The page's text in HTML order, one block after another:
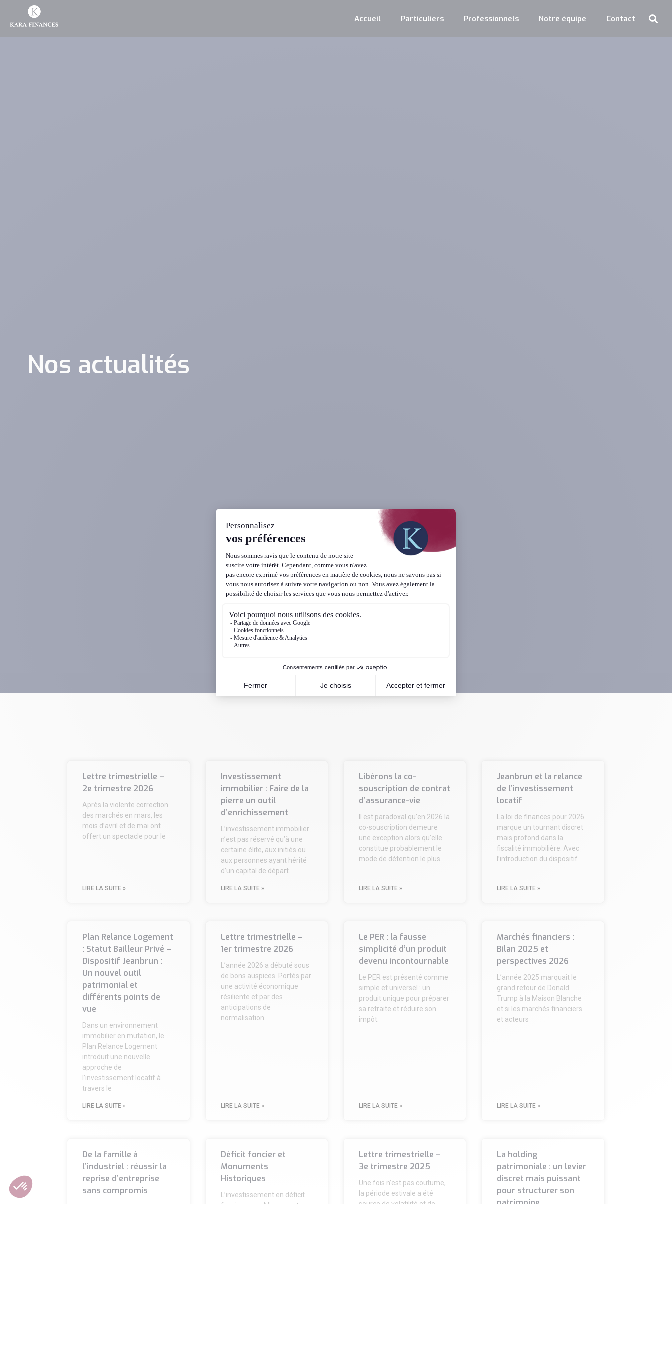
Accueil Particuliers Professionnels Notre équipe Contact
Nos actualités
Lettre trimestrielle –
2e trimestre 2026
Après la violente correction
des marchés en mars, les
mois d’avril et de mai ont
offert un spectacle pour le
LIRE LA SUITE »
Investissement
immobilier : Faire de la
pierre un outil
d’enrichissement
L’investissement immobilier
n’est pas réservé qu’à une
certaine élite, aux initiés ou
aux personnes ayant hérité
d’un capital de départ.
LIRE LA SUITE »
Libérons la co-
souscription de contrat
d’assurance-vie
Il est paradoxal qu’en 2026 la
co-souscription demeure
une exception alors qu’elle
constitue probablement le
mode de détention le plus
LIRE LA SUITE »
Jeanbrun et la relance
de l’investissement
locatif
La loi de finances pour 2026
marque un tournant discret
mais profond dans la
fiscalité immobilière. Avec
l’introduction du dispositif
LIRE LA SUITE »
Plan Relance Logement
: Statut Bailleur Privé –
Dispositif Jeanbrun :
Un nouvel outil
patrimonial et
différents points de
vue
Dans un environnement
immobilier en mutation, le
Plan Relance Logement
introduit une nouvelle
approche de
l’investissement locatif à
travers le
LIRE LA SUITE »
Lettre trimestrielle –
1er trimestre 2026
L’année 2026 a débuté sous
de bons auspices. Portés par
une activité économique
résiliente et par des
anticipations de
normalisation
LIRE LA SUITE »
Le PER : la fausse
simplicité d’un produit
devenu incontournable
Le PER est présenté comme
simple et universel : un
produit unique pour préparer
sa retraite et réduire son
impôt.
LIRE LA SUITE »
Marchés financiers :
Bilan 2025 et
perspectives 2026
L’année 2025 marquait le
grand retour de Donald
Trump à la Maison Blanche
et si les marchés financiers
et acteurs
LIRE LA SUITE »
De la famille à
l’industriel : réussir la
reprise d’entreprise
sans compromis
Déficit foncier et
Monuments
Historiques
L’investissement en déficit
foncier ou en Monuments
Lettre trimestrielle –
3e trimestre 2025
Une fois n’est pas coutume,
la période estivale a été
source de volatilité et de
La holding
patrimoniale : un levier
discret mais puissant
pour structurer son
patrimoine